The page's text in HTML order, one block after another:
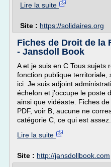
Lire la suite
Site : https://solidaires.org
Fiches de Droit de la
- Jansdoll Book
A et je suis en C Tous sujets
fonction publique territoriale,
ici. Je suis adjoint
échelon et j'occupe le poste
ainsi que vidéaste. Fiches
PDF, voir B, aucune ne
catégorie C, ce qui est assez...
Lire la suite
Site : http://jansdollbook.com